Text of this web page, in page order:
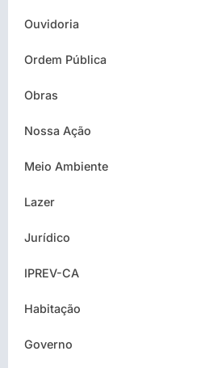
Ouvidoria
Ordem Pública
Obras
Nossa Ação
Meio Ambiente
Lazer
Jurídico
IPREV-CA
Habitação
Governo